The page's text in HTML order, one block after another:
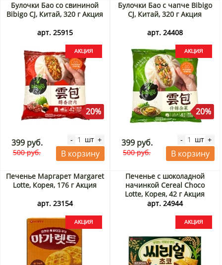
Булочки Бао со свининой
Bibigo CJ, Китай, 320 г Акция
арт. 25915
20%
399 руб.
500 руб.
- шт +
В корзину
Булочки Бао с чапче Bibigo
CJ, Китай, 320 г Акция
арт. 24408
20%
399 руб.
500 руб.
- шт +
В корзину
Печенье Маргарет Margaret
Lotte, Корея, 176 г Акция
арт. 23154
Печенье с шоколадной
начинкой Cereal Choco
Lotte, Корея, 42 г Акция
арт. 24944